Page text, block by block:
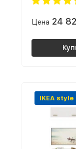
Цена 24
IKEA style